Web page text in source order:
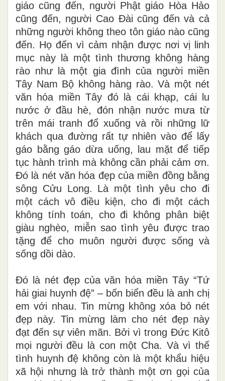
giáo cũng đến, người Phật giáo Hòa Hảo
cũng đến, người Cao Đài cũng đến và cả
những người không theo tôn giáo nào cũng
đến. Họ đến vì cảm nhận được nơi vị linh
mục này là một tình thương không hàng
rào như là một gia đình của người miền
Tây Nam Bộ không hàng rào. Và một nét
văn hóa miền Tây đó là cái khạp, cái lu
nước ở đầu hè, đón nhận nước mưa từ
trên mái tranh đổ xuống và rồi những lữ
khách qua đường rất tự nhiên vào để lấy
gáo bằng gáo dừa uống, lau mặt để tiếp
tục hành trình mà không cần phải cảm ơn.
Đó là nét văn hóa đẹp của miền đồng bằng
sông Cửu Long. Là một tình yêu cho đi
một cách vô điều kiện, cho đi một cách
không tính toán, cho đi không phân biệt
giàu nghèo, miễn sao tình yêu được trao
tặng để cho muôn người được sống và
sống dồi dào.
Đó là nét đẹp của văn hóa miền Tây “Tứ
hải giai huynh đệ” – bốn biển đều là anh chị
em với nhau. Tin mừng không xóa bỏ nét
đẹp này. Tin mừng làm cho nét đẹp này
đạt đến sự viên mãn. Bởi vì trong Đức Kitô
mọi người đều là con một Cha. Và vì thế
tình huynh đệ không còn là một khẩu hiệu
xã hội nhưng là trở thành một ơn gọi của